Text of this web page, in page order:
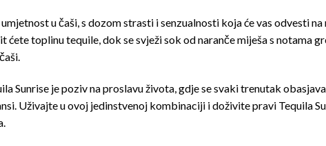
umjetnost u čaši, s dozom strasti i senzualnosti koja će vas odvesti
toplinu tequile, dok se svježi sok od naranče miješa s notama
Sunrise je poziv na proslavu života, gdje se svaki trenutak
Uživajte u ovoj jedinstvenoj kombinaciji i doživite pravi Tequila